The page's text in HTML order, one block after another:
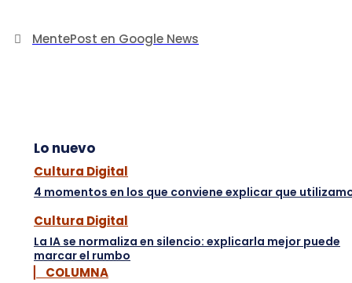
MentePost en Google News
Lo nuevo
Cultura Digital
4 momentos en los que conviene explicar que
Cultura Digital
La IA se normaliza en silencio: explicarla mejor puede
marcar el rumbo
▏ COLUMNA